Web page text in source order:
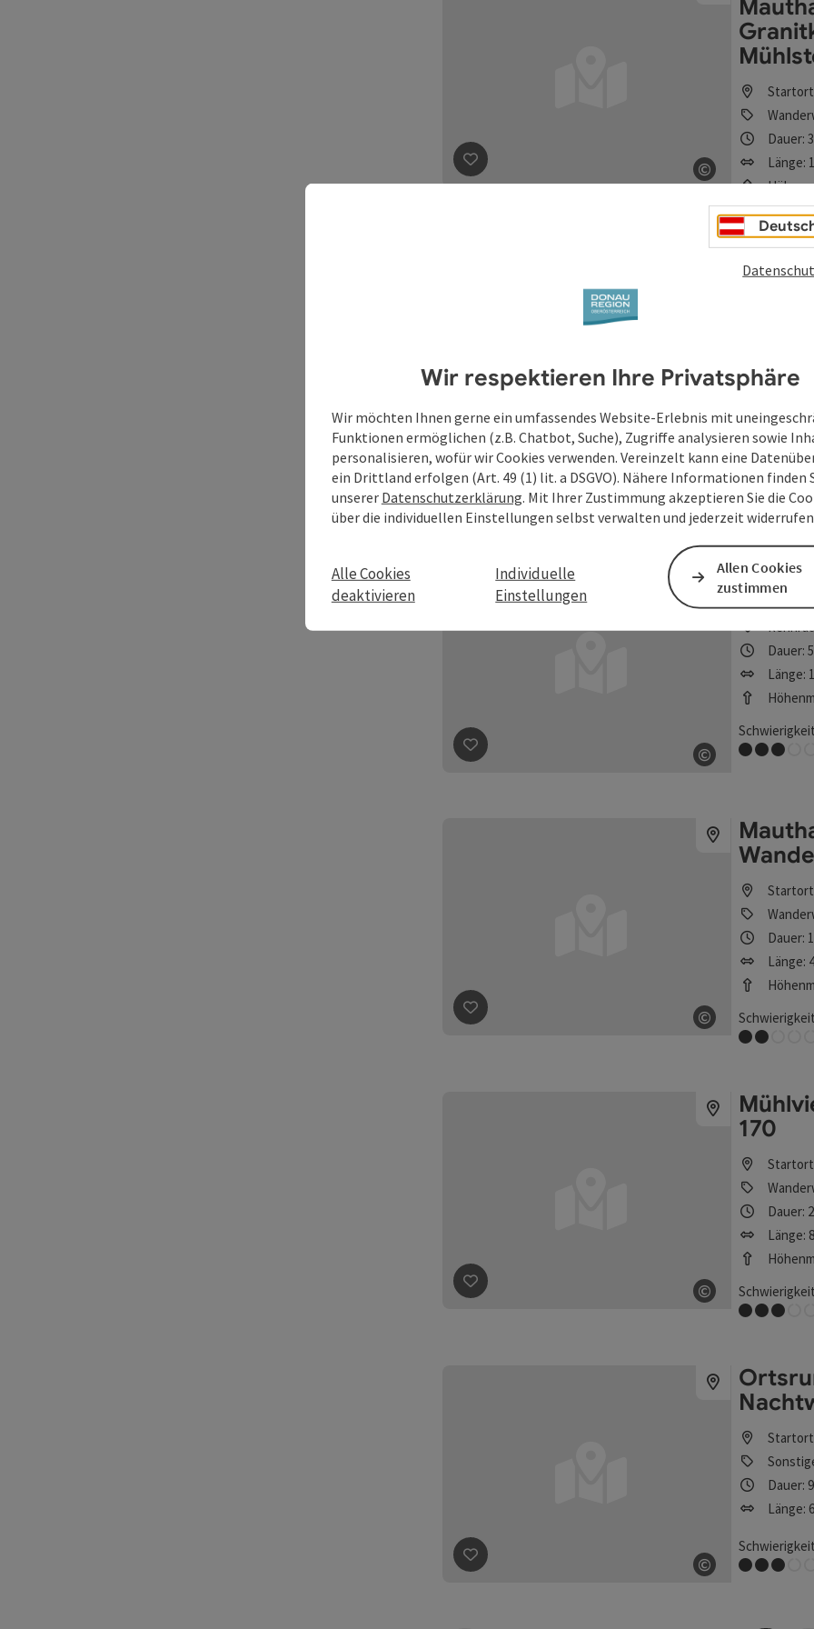
©
Copyright
Beitrag merken : Donausteig Etappe 4_G03
Startort
Dauer:
Länge:
Mittel
©
Copyright
Beitrag merken: Heinrichsbründlweg
Dauer:
Länge:
Leicht
©
Beitrag merken : Marchtrenk - Mitterkirchen
Dauer:
Länge:
Mittel
©
Copyright
Beitrag merken : Mauthausen: Gesunde Gemeinde
Startort
Dauer:
Länge:
Leicht
©
Copyright
Beitrag merken : Mühlviertler Naturfreundeweg Nr. 170
170
Startort
Dauer:
Länge:
Mittel
©
Beitrag merken : Ortsrundgang mit dem Nachtwächter
Startort
Dauer:
Länge:
Mittel
Wir respektieren Ihre Privatsphäre
Wir möchten Ihnen gerne ein umfassendes Website-Erlebnis mit
Funktionen ermöglichen (z.B. Chatbot, Suche), Zugriffe analysieren sowie
personalisieren, wofür wir Cookies verwenden. Vereinzelt kann eine
ein Drittland erfolgen (Art. 49 (1) lit. a DSGVO). Nähere Informationen finden
unserer Datenschutzerklärung. Mit Ihrer Zustimmung akzeptieren Sie die
über die individuellen Einstellungen selbst verwalten und jederzeit
Alle Cookies
deaktivieren
Individuelle
Einstellungen
Allen Cookies
zustimmen